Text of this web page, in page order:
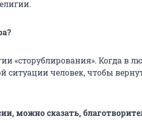
«сторублирования». Когда в
ситуации человек, чтобы
можно сказать,